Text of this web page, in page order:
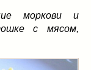
моркови и
с мясом,